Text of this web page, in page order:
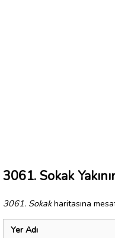
3061. Sokak
3061. Sokakharitasına
Yer Adı